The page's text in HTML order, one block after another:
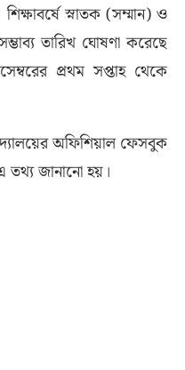
স্নাতক (সম্মান) ও
তারিখ ঘোষণা করেছে
প্রথম সপ্তাহ থেকে
অফিশিয়াল ফেসবুক
তথ্য জানানো হয়।